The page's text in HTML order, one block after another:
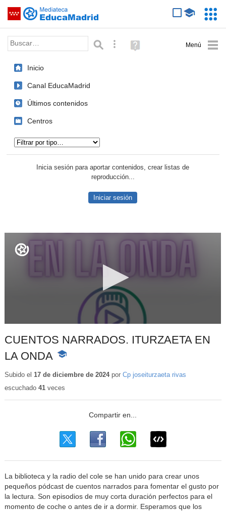
Saltar navegación
Palabra o frase: Búsqueda avanzada
Ayuda
(en
Inicio
Canal EducaMadrid
Últimos contenidos
Centros
Inicia sesión para aportar contenidos, crear listas de
reproducción...
Iniciar sesión
CUENTOS NARRADOS. ITURZAETA EN
LA ONDA -
educativo
Subido el 17 de diciembre de 2024por Cp joseiturzaeta rivas
escuchado 41veces
La biblioteca y la radio del cole se han unido para crear unos
pequeños pódcast de cuentos narrados para fomentar el gusto por
la lectura. Son episodios de muy corta duración perfectos para el
momento de coche o antes de ir a dormir. Esperamos que los